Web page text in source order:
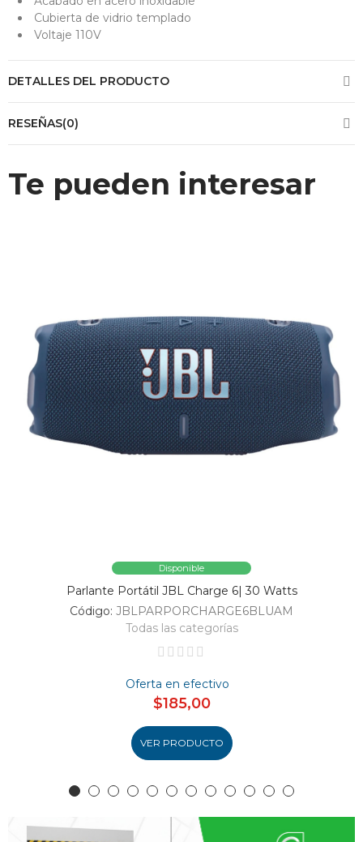
Cubierta de vidrio templado
Voltaje 110V
DETALLES DEL PRODUCTO
RESEÑAS(0)
Te pueden interesar
Disponible
Parlante Portátil JBL Charge 6| 30 Watts
Código: JBLPARPORCHARGE6BLUAM
Todas las categorías
Oferta en efectivo
$185,00
VER PRODUCTO